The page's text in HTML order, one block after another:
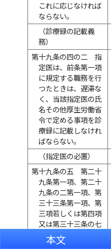
これに応じなければ
ならない。
（診療録の記載義
務）
第十九条の四の二
指
定医は、前条第一項
に規定する職務を行
つたときは、遅滞な
く、当該指定医の氏
名その他厚生労働省
令で定める事項を診
療録に記載しなけれ
ばならない。
（指定医の必置）
第十九条の五
第二十
九条第一項、第二十
九条の二第一項、第
三十三条第一項、第
三項若しくは第四項
又は第三十三条の七
第一項若しくは第二
項の規定により精神
本文